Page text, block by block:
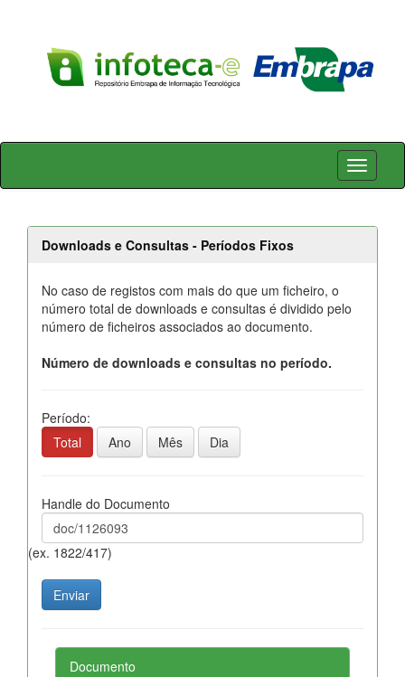
Skip
Downloads e Consultas - Períodos Fixos
No caso de registos com mais do que um ficheiro, o
número total de downloads e consultas é dividido pelo
número de ficheiros associados ao documento.
Número de downloads e consultas no período.
Período:
Total
Ano Mês Dia
Handle do Documento
(ex. 1822/417)
Documento